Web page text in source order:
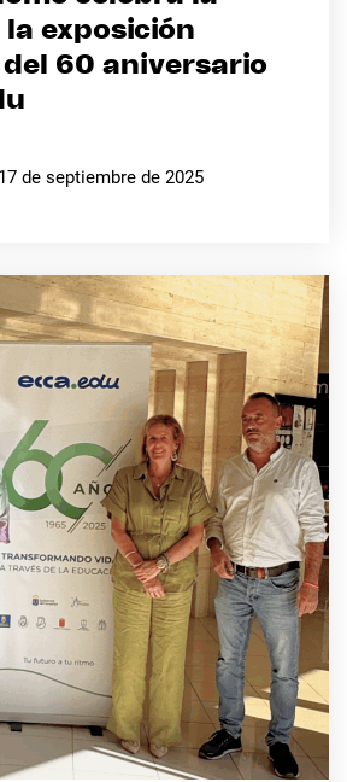
la exposición
60 aniversario
17 de septiembre de 2025